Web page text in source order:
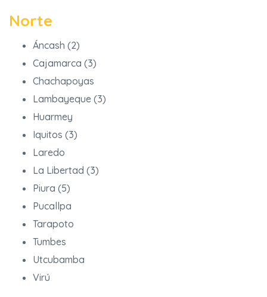
Norte
Áncash (2)
Cajamarca (3)
Chachapoyas
Lambayeque (3)
Huarmey
Iquitos (3)
Laredo
La Libertad (3)
Piura (5)
Pucallpa
Tarapoto
Tumbes
Utcubamba
Virú